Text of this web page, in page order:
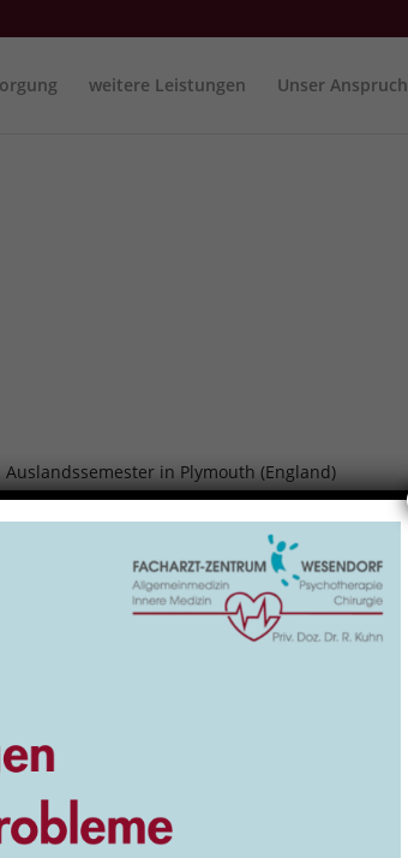
weitere Leistungen Unser Anspruch
in Plymouth (England)
in Wittingen / Knesebeck